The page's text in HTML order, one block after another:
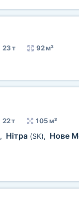
23 т 92 м³
22 т 105 м³
, Нітра (SK), Нове